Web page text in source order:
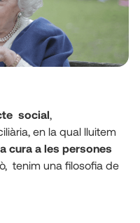
social,
en la qual lluitem
cura a les persones
tenim una filosofia de